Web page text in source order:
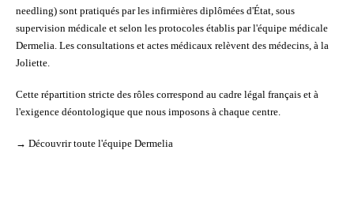
needling) sont pratiqués par les infirmières diplômées d'État, sous
supervision médicale et selon les protocoles établis par l'équipe médicale
Dermelia. Les consultations et actes médicaux relèvent des médecins, à la
Joliette.
Cette répartition stricte des rôles correspond au cadre légal français et à
l'exigence déontologique que nous imposons à chaque centre.
→ Découvrir toute l'équipe Dermelia